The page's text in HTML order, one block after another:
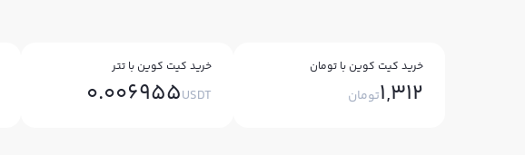
خرید کیت کوین با تومان
1,312تومان
خرید کیت کوین با تتر
0.006955USDT